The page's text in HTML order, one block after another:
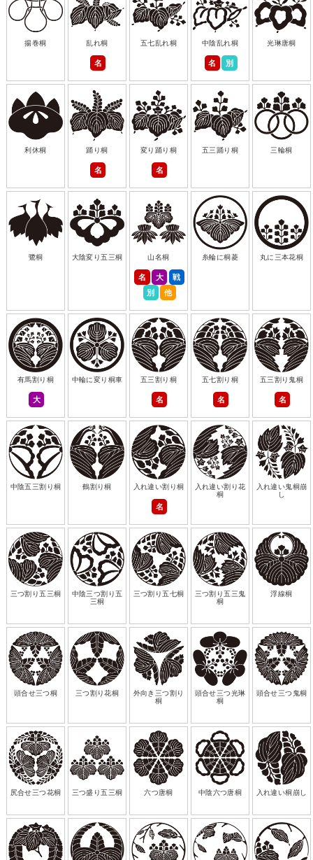
揚巻桐 乱れ桐
名
五七乱れ桐 中陰乱れ桐
名 別
光琳唐桐
利休桐 踊り桐
名
変り踊り桐
名
五三踊り桐 三輪桐
鷺桐 大陰変り五三桐 山名桐
名 大
戦
別
他
糸輪に桐菱 丸に三本花桐
有馬割り桐
大
中輪に変り桐車 五三割り桐
名
五七割り桐
名
五三割り鬼桐
名
中陰五三割り桐 鶴割り桐 入れ違い割り桐
名
入れ違い割り花
桐
入れ違い鬼桐崩
し
三つ割り五三桐
中陰三つ割り五
三桐
三つ割り五七桐
三つ割り五三鬼
桐
浮線桐
頭合せ三つ桐 三つ割り花桐
外向き三つ割り
桐
頭合せ三つ光琳
桐
頭合せ三つ鬼桐
尻合せ三つ花桐 三つ盛り五三桐 六つ唐桐 中陰六つ唐桐 入れ違い桐崩し